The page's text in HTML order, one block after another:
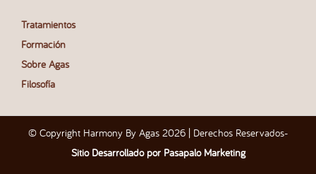
Tratamientos
Formación
Sobre Agas
Filosofía
© Copyright Harmony By Agas 2026 | Derechos Reservados-
Sitio Desarrollado por Pasapalo Marketing